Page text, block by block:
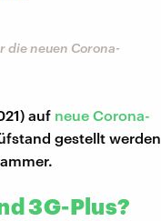
die neuen Corona-
auf neue Corona-
gestellt werden
3G-Plus?